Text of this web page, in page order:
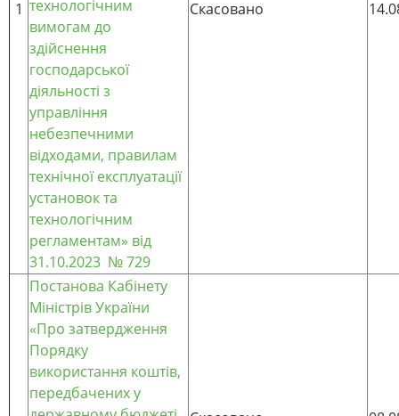
1 технологічним
вимогам до
здійснення
господарської
діяльності з
управління
небезпечними
відходами, правилам
технічної експлуатації
установок та
технологічним
регламентам» від
31.10.2023 № 729
Скасовано
Постанова Кабінету
Міністрів України
«Про затвердження
Порядку
використання коштів,
передбачених у